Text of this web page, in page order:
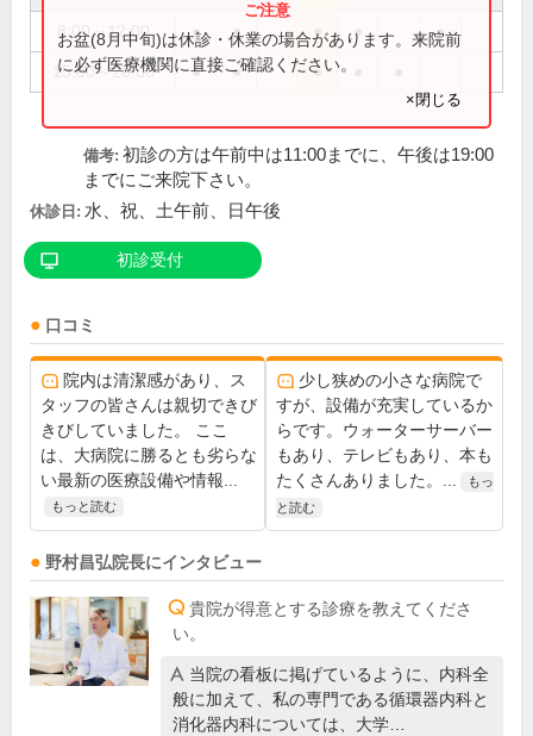
8:00～12:00 ● ● ● ● ●
15:00～20:00 ● ● ●
お盆(8月中旬)は休診・休業の場合があります。来院前
に必ず医療機関に直接ご確認ください。
×閉じる
備考: 初診の方は午前中は11:00までに、午後は19:00
までにご来院下さい。
休診日: 水、祝、土午前、日午後
初診受付
口コミ
院内は清潔感があり、ス
タッフの皆さんは親切できび
きびしていました。 ここ
は、大病院に勝るとも劣らな
い最新の医療設備や情報...
もっと読む
少し狭めの小さな病院で
すが、設備が充実しているか
らです。ウォーターサーバー
もあり、テレビもあり、本も
たくさんありました。...
もっ
と読む
野村昌弘院長にインタビュー
貴院が得意とする診療を教えてくださ
い。
当院の看板に掲げているように、内科全
般に加えて、私の専門である循環器内科と
消化器内科については、大学…